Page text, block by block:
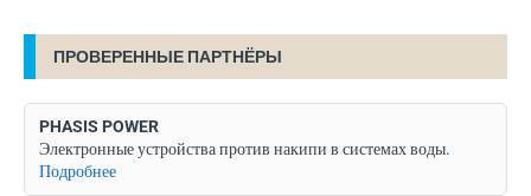
ПРОВЕРЕННЫЕ ПАРТНЁРЫ
PHASIS POWER
Электронные устройства против накипи в системах воды.
Подробнее